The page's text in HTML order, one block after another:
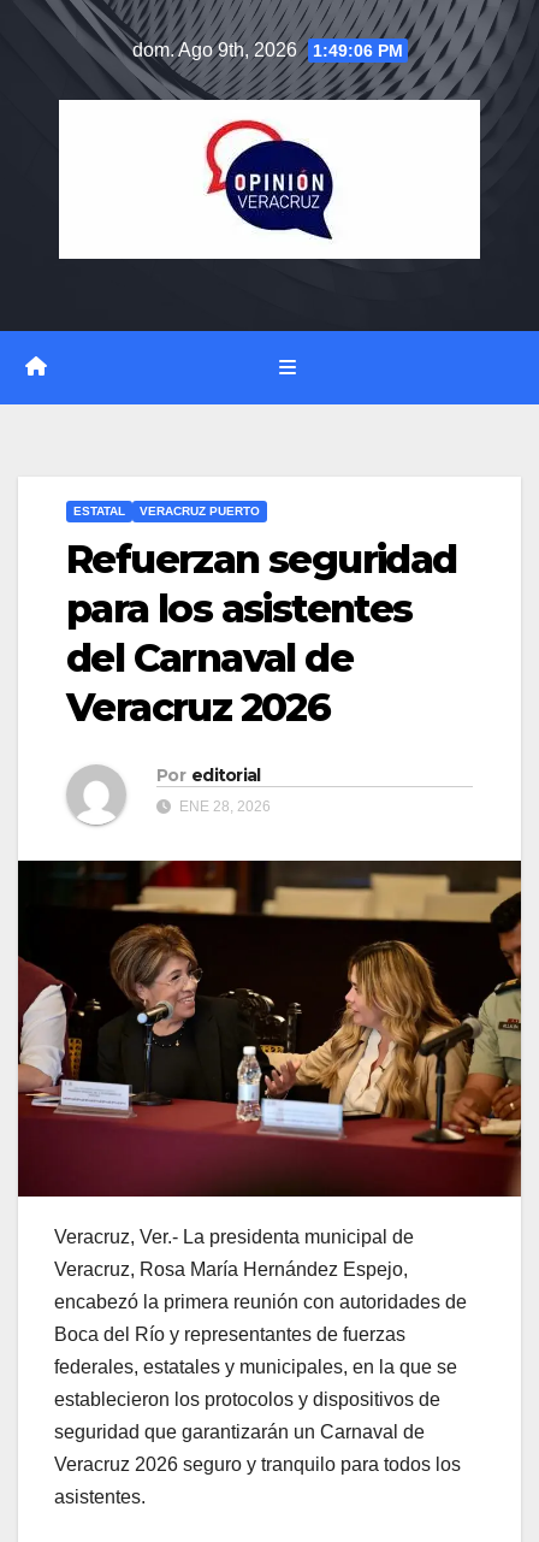
dom. Ago 9th, 2026 1:49:07 PM
ESTATAL VERACRUZ PUERTO
Refuerzan seguridad
para los asistentes
del Carnaval de
Veracruz 2026
Por editorial
ENE 28, 2026
Veracruz, Ver.- La presidenta municipal de
Veracruz, Rosa María Hernández Espejo,
encabezó la primera reunión con autoridades de
Boca del Río y representantes de fuerzas
federales, estatales y municipales, en la que se
establecieron los protocolos y dispositivos de
seguridad que garantizarán un Carnaval de
Veracruz 2026 seguro y tranquilo para todos los
asistentes.